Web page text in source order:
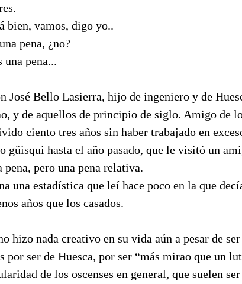
bien, vamos, digo yo..
pena, ¿no?
una pena...
José Bello Lasierra, hijo de ingeniero y de
y de aquellos de principio de siglo. Amigo de
ciento tres años sin haber trabajado en
güisqui hasta el año pasado, que le visitó un
pena, pero una pena relativa.
una estadística que leí hace poco en la que
años que los casados.
hizo nada creativo en su vida aún a pesar de
por ser de Huesca, por ser “más mirao que un
de los oscenses en general, que suelen